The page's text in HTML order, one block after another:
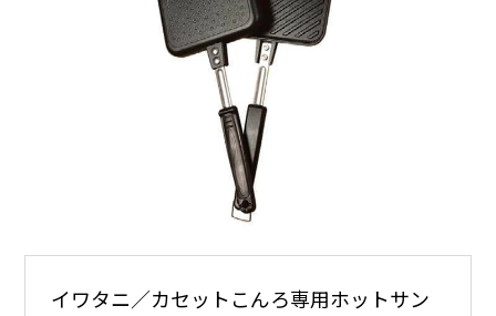
イワタニ／カセットこんろ専用ホットサン